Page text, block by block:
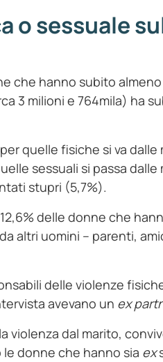
o sessuale
che hanno subito
3 milioni e 764mila) ha
quelle fisiche si va
sessuali si passa
stupri (5,7%).
delle donne che
altri uomini – parenti,
delle violenze
avevano un ex
violenza dal marito,
donne che hanno sia ex